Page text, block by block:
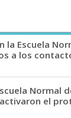
la Escuela
a los
Normal
el